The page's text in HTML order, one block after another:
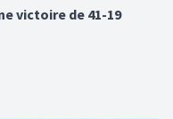
victoire de 41-19